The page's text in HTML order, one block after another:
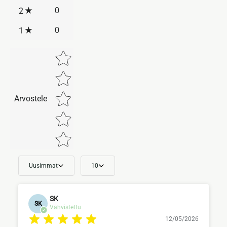
2 0
1 0
Arvostele
Star rating
Uusimmat 10
SK
SK
Vahvistettu
12/05/2026